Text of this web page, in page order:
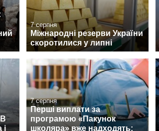
7 серпня
Міжнародні резерви України
скоротилися у липні
і
7 серпня
Перші виплати за
програмою «Пакунок
школяра» вже надходять: